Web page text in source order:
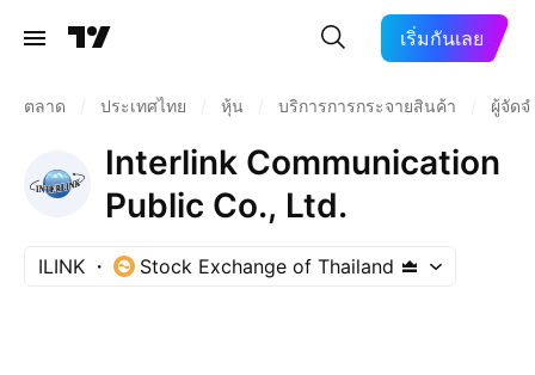
เริ่มกันเลย
ตลาด ประเทศไทย หุ้น บริการการกระจายสินค้า ผู้จัด
Interlink Communication
Public Co., Ltd.
ILINK Stock Exchange of Thailand